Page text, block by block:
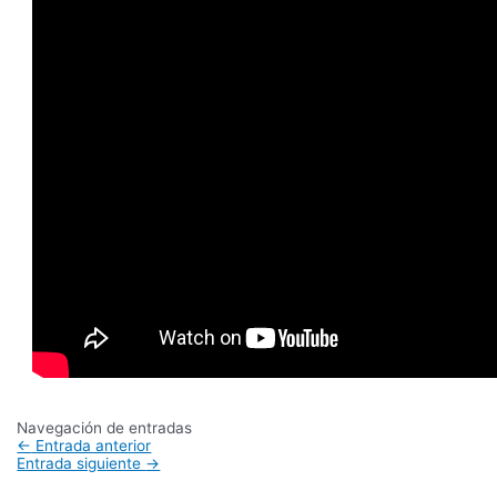
Navegación de entradas
← Entrada anterior
Entrada siguiente →